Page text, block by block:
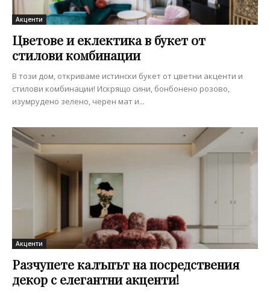
Акценти
Цветове и еклектика в букет от
стилови комбинации
В този дом, откриваме истински букет от цветни акценти и
стилови комбинации! Искрящо сини, бонбонено розово,
изумрудено зелено, черен мат и...
Акценти
Разчупете калъпът на посредствения
декор с елегантни акценти!